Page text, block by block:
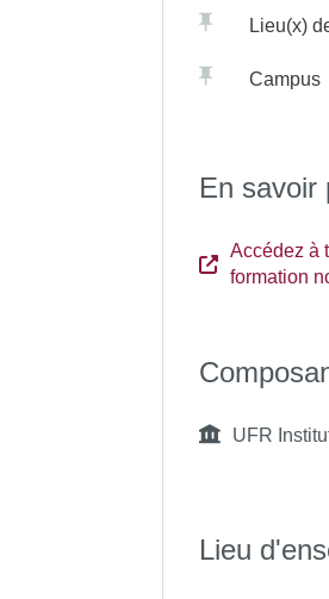
Lieu(x)
Campus
En savoir
Accédez à
formation
UFR
Lieu